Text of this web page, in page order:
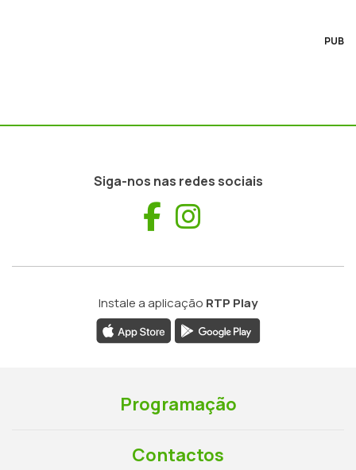
PUB
Siga-nos nas redes sociais
Facebook
Instale a aplicação RTP Play
Programação
Contactos